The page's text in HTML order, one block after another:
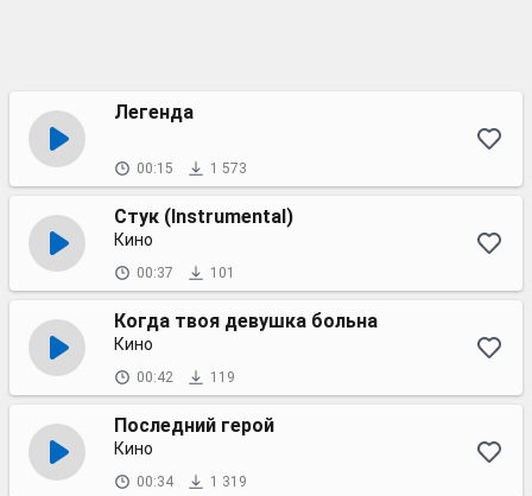
Легенда
00:15 1 573
Стук (Instrumental)
Кино
00:37 101
Когда твоя девушка больна
Кино
00:42 119
Последний герой
Кино
00:34 1 319